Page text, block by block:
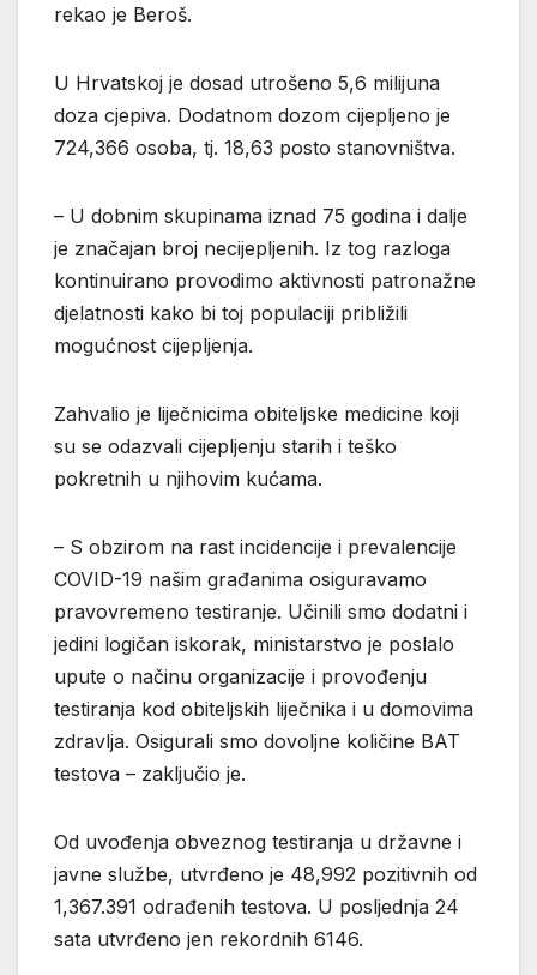
rekao je Beroš.
U Hrvatskoj je dosad utrošeno 5,6 milijuna
doza cjepiva. Dodatnom dozom cijepljeno je
724,366 osoba, tj. 18,63 posto stanovništva.
– U dobnim skupinama iznad 75 godina i dalje
je značajan broj necijepljenih. Iz tog razloga
kontinuirano provodimo aktivnosti patronažne
djelatnosti kako bi toj populaciji približili
mogućnost cijepljenja.
Zahvalio je liječnicima obiteljske medicine koji
su se odazvali cijepljenju starih i teško
pokretnih u njihovim kućama.
– S obzirom na rast incidencije i prevalencije
COVID-19 našim građanima osiguravamo
pravovremeno testiranje. Učinili smo dodatni i
jedini logičan iskorak, ministarstvo je poslalo
upute o načinu organizacije i provođenju
testiranja kod obiteljskih liječnika i u domovima
zdravlja. Osigurali smo dovoljne količine BAT
testova – zaključio je.
Od uvođenja obveznog testiranja u državne i
javne službe, utvrđeno je 48,992 pozitivnih od
1,367.391 odrađenih testova. U posljednja 24
sata utvrđeno jen rekordnih 6146.